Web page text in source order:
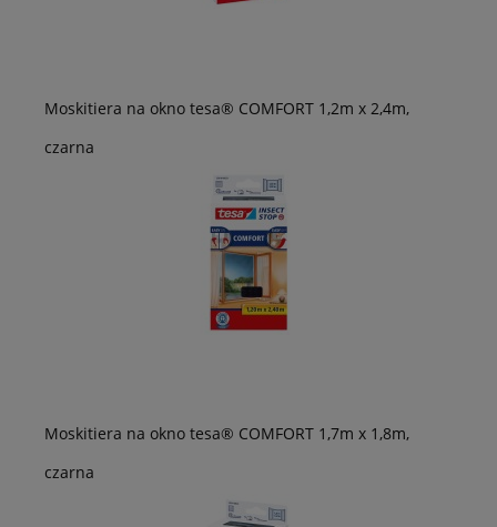
Moskitiera na okno tesa® COMFORT 1,2m x 2,4m,
czarna
Moskitiera na okno tesa® COMFORT 1,7m x 1,8m,
czarna